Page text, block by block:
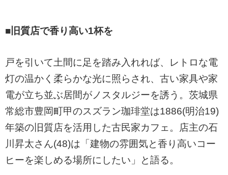
■旧質店で香り高い1杯を
戸を引いて土間に足を踏み入れれば、レトロな電
灯の温かく柔らかな光に照らされ、古い家具や家
電が立ち並ぶ居間がノスタルジーを誘う。茨城県
常総市豊岡町甲のスズラン珈琲堂は1886(明治19)
年築の旧質店を活用した古民家カフェ。店主の石
川昇太さん(48)は「建物の雰囲気と香り高いコー
ヒーを楽しめる場所にしたい」と語る。